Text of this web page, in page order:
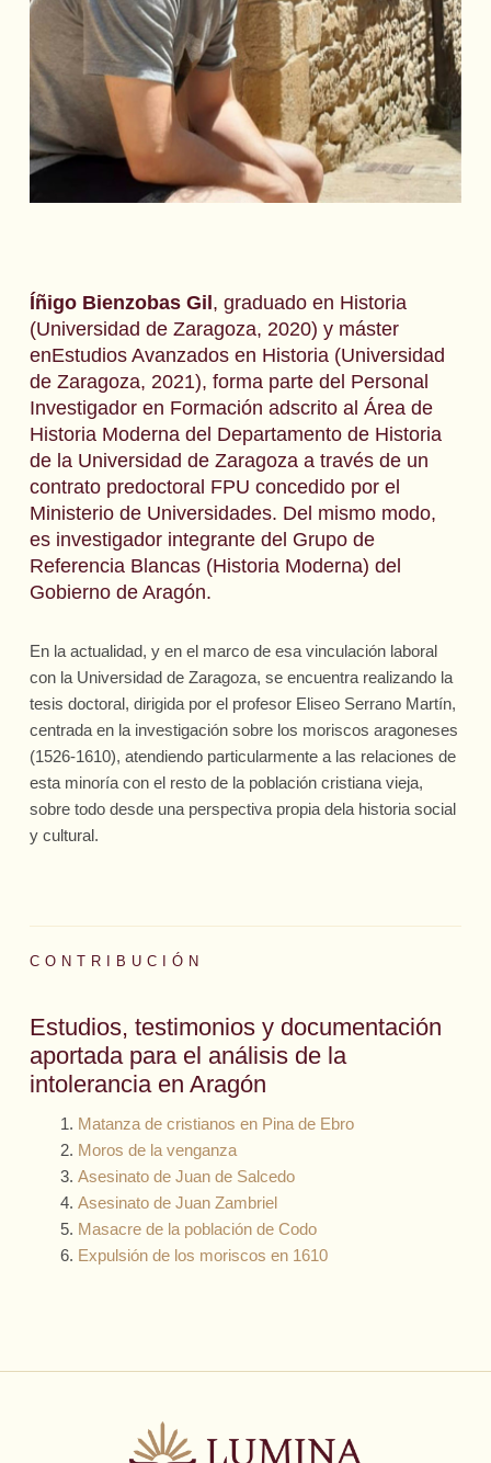
Íñigo Bienzobas Gil, graduado en Historia
(Universidad de Zaragoza, 2020) y máster
enEstudios Avanzados en Historia (Universidad
de Zaragoza, 2021), forma parte del Personal
Investigador en Formación adscrito al Área de
Historia Moderna del Departamento de Historia
de la Universidad de Zaragoza a través de un
contrato predoctoral FPU concedido por el
Ministerio de Universidades. Del mismo modo,
es investigador integrante del Grupo de
Referencia Blancas (Historia Moderna) del
Gobierno de Aragón.
En la actualidad, y en el marco de esa vinculación laboral
con la Universidad de Zaragoza, se encuentra realizando la
tesis doctoral, dirigida por el profesor Eliseo Serrano Martín,
centrada en la investigación sobre los moriscos aragoneses
(1526-1610), atendiendo particularmente a las relaciones de
esta minoría con el resto de la población cristiana vieja,
sobre todo desde una perspectiva propia dela historia social
y cultural.
CONTRIBUCIÓN
Estudios, testimonios y documentación
aportada para el análisis de la
intolerancia en Aragón
Matanza de cristianos en Pina de Ebro
Moros de la venganza
Asesinato de Juan de Salcedo
Asesinato de Juan Zambriel
Masacre de la población de Codo
Expulsión de los moriscos en 1610